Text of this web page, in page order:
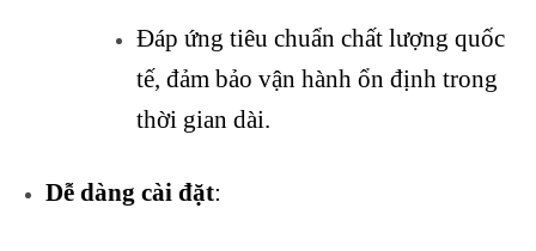
Đáp ứng tiêu chuẩn chất lượng quốc
tế, đảm bảo vận hành ổn định trong
thời gian dài.
Dễ dàng cài đặt: